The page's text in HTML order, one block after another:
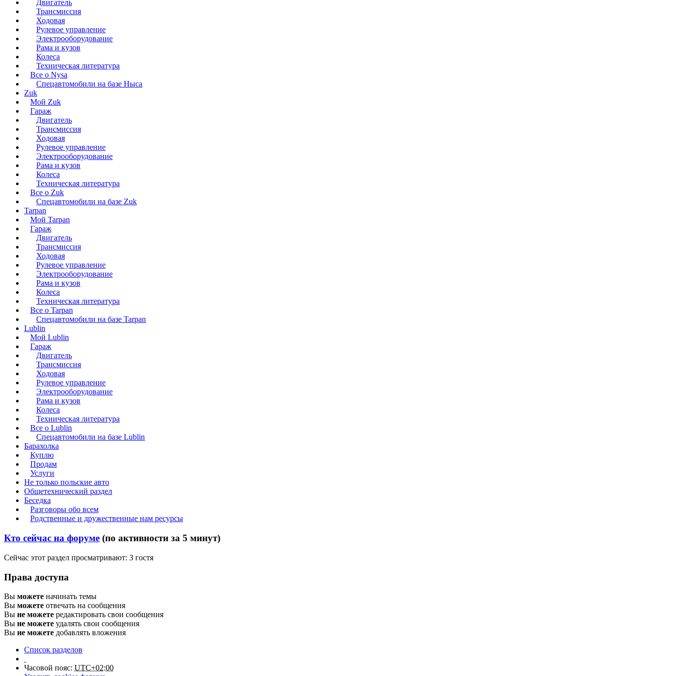
Двигатель
Трансмиссия
Ходовая
Рулевое управление
Электрооборудование
Рама и кузов
Колеса
Техническая литература
Все о Nysa
Спецавтомобили на базе Ныса
Zuk
Мой Zuk
Гараж
Двигатель
Трансмиссия
Ходовая
Рулевое управление
Электрооборудование
Рама и кузов
Колеса
Техническая литература
Все о Zuk
Спецавтомобили на базе Zuk
Tarpan
Мой Tarpan
Гараж
Двигатель
Трансмиссия
Ходовая
Рулевое управление
Электрооборудование
Рама и кузов
Колеса
Техническая литература
Все о Tarpan
Спецавтомобили на базе Tarpan
Lublin
Мой Lublin
Гараж
Двигатель
Трансмиссия
Ходовая
Рулевое управление
Электрооборудование
Рама и кузов
Колеса
Техническая литература
Все о Lublin
Спецавтомобили на базе Lublin
Барахолка
Куплю
Продам
Услуги
Не только польские авто
Общетехнический раздел
Беседка
Разговоры обо всем
Родственные и дружественные нам ресурсы
Кто сейчас на форуме (по активности за 5 минут)
Сейчас этот раздел просматривают: 3 гостя
Права доступа
Вы можете начинать темы
Вы можете отвечать на сообщения
Вы не можете редактировать свои сообщения
Вы не можете удалять свои сообщения
Вы не можете добавлять вложения
Список разделов
Часовой пояс: UTC+02:00